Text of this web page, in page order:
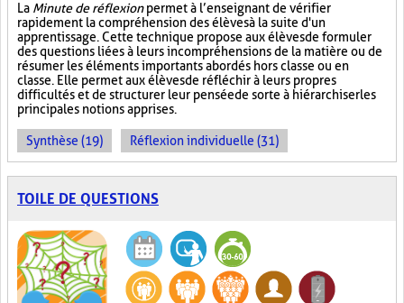
La Minute de réflexionpermet à l’enseignant de vérifier
rapidement la compréhension des élèves à la suite d'un
apprentissage. Cette technique propose aux élèves de formuler
des questions liées à leurs incompréhensions de la matière ou de
résumer les éléments importants abordés hors classe ou en
classe. Elle permet aux élèves de réfléchir à leurs propres
difficultés et de structurer leur pensée de sorte à hiérarchiser les
principales notions apprises.
Synthèse (19) Réflexion individuelle (31)
TOILE DE QUESTIONS